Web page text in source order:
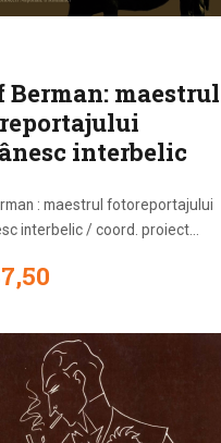
Berman: maestrul
interbelic
: maestrul fotoreportajului
interbelic / coord. proiect...
,50